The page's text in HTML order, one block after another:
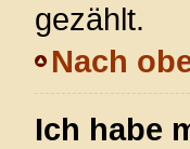
gezählt.
Nach
Ich habe